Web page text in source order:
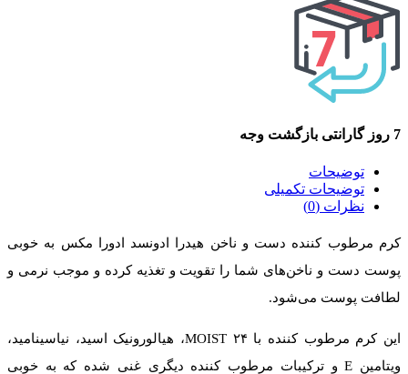
7 روز گارانتی بازگشت وجه
توضیحات
توضیحات تکمیلی
نظرات (0)
کرم مرطوب کننده دست و ناخن هیدرا ادونسد ادورا مکس به خوبی
پوست دست‌ و ناخن‌های شما را تقویت و تغذیه کرده و موجب نرمی و
لطافت پوست می‌شود.
این کرم مرطوب کننده با ۲۴ MOIST، هیالورونیک اسید، نیاسینامید،
ویتامین E و ترکیبات مرطوب کننده دیگری غنی شده که به خوبی